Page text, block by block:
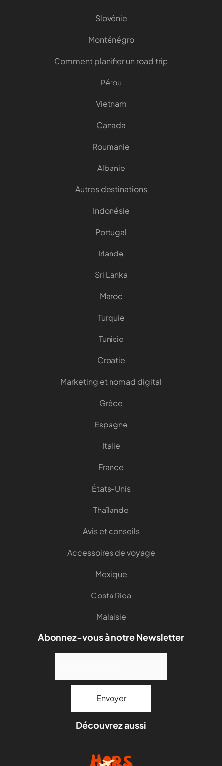
Slovénie
Monténégro
Comment planifier un road trip
Pérou
Vietnam
Canada
Roumanie
Albanie
Autres destinations
Indonésie
Portugal
Irlande
Sri Lanka
Maroc
Turquie
Tunisie
Croatie
Marketing et nomad digital
Grèce
Espagne
Italie
France
États-Unis
Thaïlande
Avis et conseils
Accessoires de voyage
Mexique
Costa Rica
Malaisie
Abonnez-vous à notre Newsletter
Découvrez aussi